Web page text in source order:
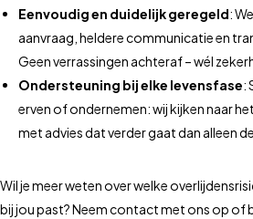
Eenvoudig en duidelijk geregeld:
aanvraag, heldere communicatie en
Geen verrassingen achteraf – wél
Ondersteuning bij elke levensfase:
erven of ondernemen: wij kijken naar
met advies dat verder gaat dan alleen
Wil je meer weten over welke
bij jou past? Neem contact met ons op of